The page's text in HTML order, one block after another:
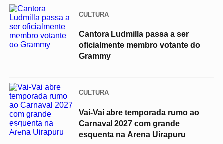
02
CULTURA
Cantora Ludmilla passa a ser
oficialmente membro votante do
Grammy
03
CULTURA
Vai-Vai abre temporada rumo ao
Carnaval 2027 com grande
esquenta na Arena Uirapuru